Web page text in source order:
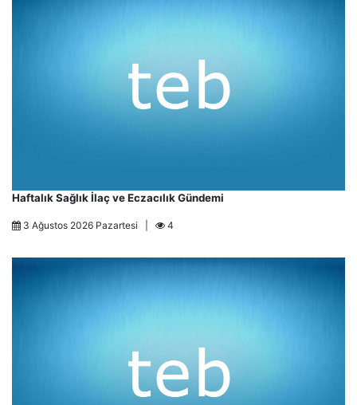
Haftalık Sağlık İlaç ve Eczacılık Gündemi
3 Ağustos 2026 Pazartesi | 4